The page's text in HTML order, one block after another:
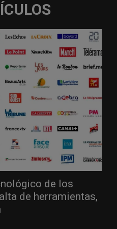
de los
de herramientas,